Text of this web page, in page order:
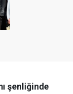
şenliğinde